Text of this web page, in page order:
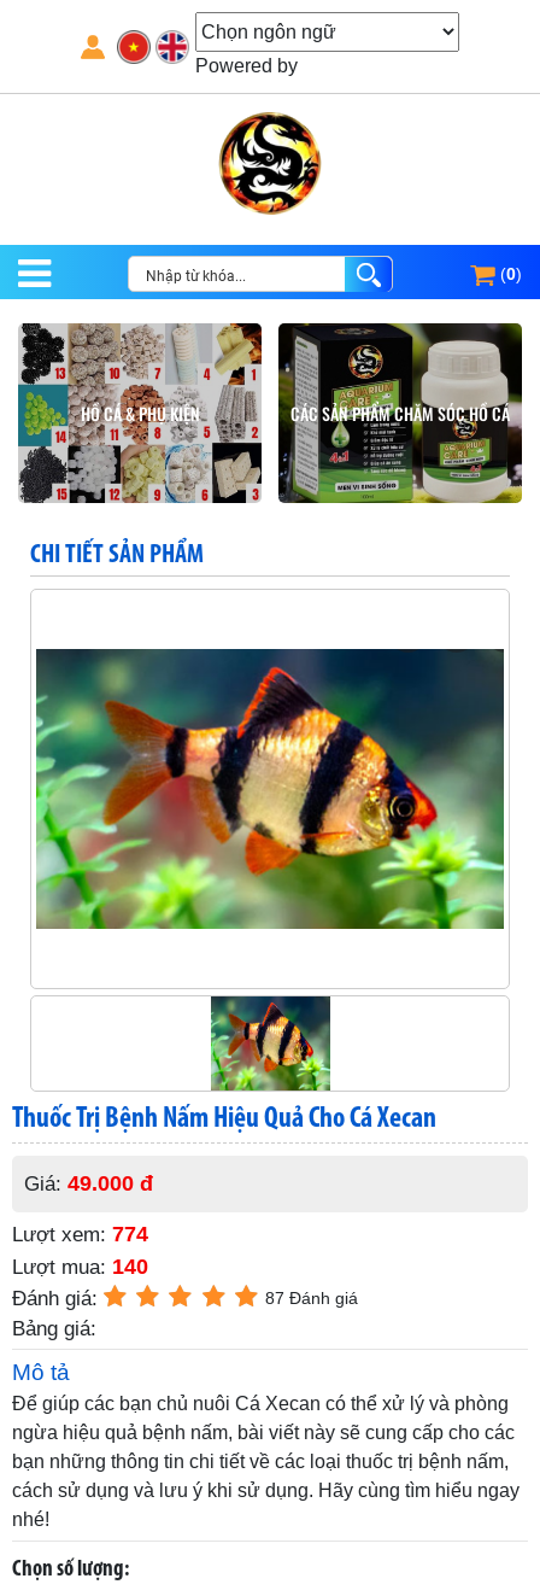
Powered by
(0)
HỒ CÁ & PHỤ KIỆN CÁC SẢN PHẨM CHĂM SÓC HỒ CÁ
CHI TIẾT SẢN PHẨM
Thuốc Trị Bệnh Nấm Hiệu Quả Cho Cá Xecan
Giá: 49.000 đ
Lượt xem: 774
Lượt mua: 140
Đánh giá: 87 Đánh giá
Bảng giá:
Mô tả
Để giúp các bạn chủ nuôi Cá Xecan có thể xử lý và phòng
ngừa hiệu quả bệnh nấm, bài viết này sẽ cung cấp cho các
bạn những thông tin chi tiết về các loại thuốc trị bệnh nấm,
cách sử dụng và lưu ý khi sử dụng. Hãy cùng tìm hiểu ngay
nhé!
Chọn số lượng: